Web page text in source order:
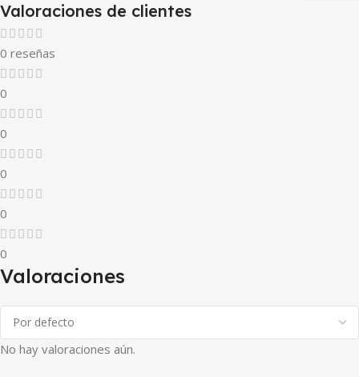
Valoraciones de clientes
0 reseñas
0
0
0
0
0
Valoraciones
No hay valoraciones aún.